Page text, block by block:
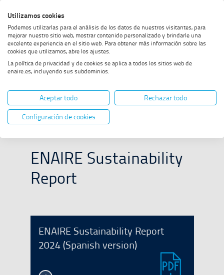
to
menu
to
content
to
footer
high
contrast
Home SHOW BREADCRUMB TRAIL OPTIONS
Memoria
Memoria
ENAIRE Sustainability
Report
ENAIRE Sustainability Report
2024 (Spanish version)
Utilizamos cookies
Podemos utilizarlas para el análisis de los datos de nuestros visitantes, para
mejorar nuestro sitio web, mostrar contenido personalizado y brindarle una
excelente experiencia en el sitio web. Para obtener más información sobre las
cookies que utilizamos, abre los ajustes.
La política de privacidad y de cookies se aplica a todos los sitios web de
enaire.es, incluyendo sus subdominios.
Aceptar todo
Rechazar todo
Configuración de cookies